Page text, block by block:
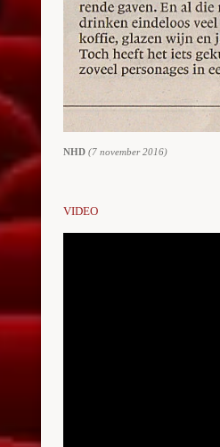
NHD (7 november 2016)
VIDEO